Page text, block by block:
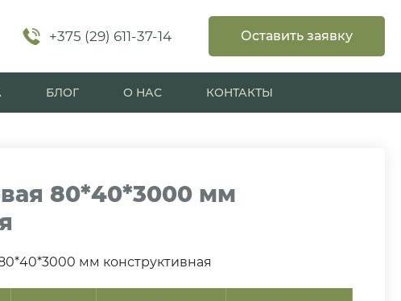
+375 (29) 611-37-14 Оставить заявку
БЛОГ О НАС КОНТАКТЫ
80*40*3000 мм
мм конструктивная